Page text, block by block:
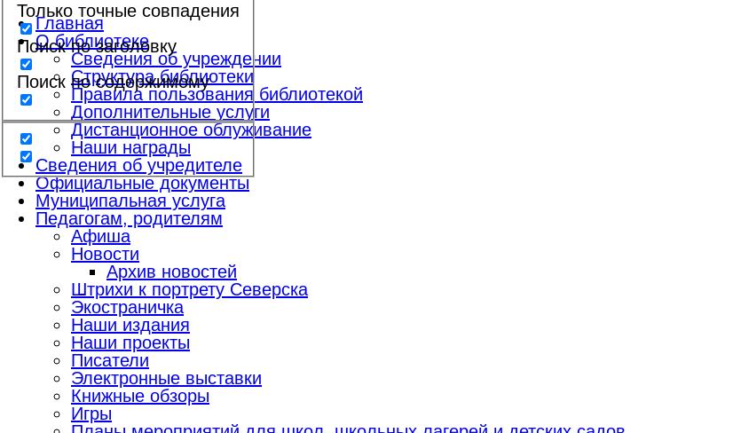
Только точные совпадения
Поиск по заголовку
Поиск по содержимому
Главная
О библиотеке
Сведения об учреждении
Структура библиотеки
Правила пользования библиотекой
Дополнительные услуги
Дистанционное облуживание
Наши награды
Сведения об учредителе
Официальные документы
Муниципальная услуга
Педагогам, родителям
Афиша
Новости
Архив новостей
Штрихи к портрету Северска
Экостраничка
Наши издания
Наши проекты
Писатели
Электронные выставки
Книжные обзоры
Игры